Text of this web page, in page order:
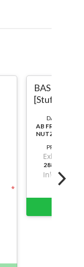
BASICs-
[Stufe 1-3 +
DAUER:
AB
NUTZBAR
PREIS
Exkl. Mwst.
Inkl. Mwst.